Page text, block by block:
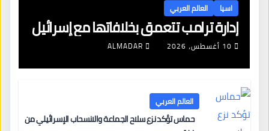
اسيا العالم العربي
إدارة ترامب تتعمق بخلافاتها مع إسرائيل
10 أغسطس، 2026 ALMADAR
العالم العربي
حماس تؤكد نزع سلاح الجماعة والانسحاب الإسرائيلي من